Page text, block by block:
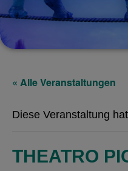
« Alle Veranstaltungen
Diese Veranstaltung
THEATRO